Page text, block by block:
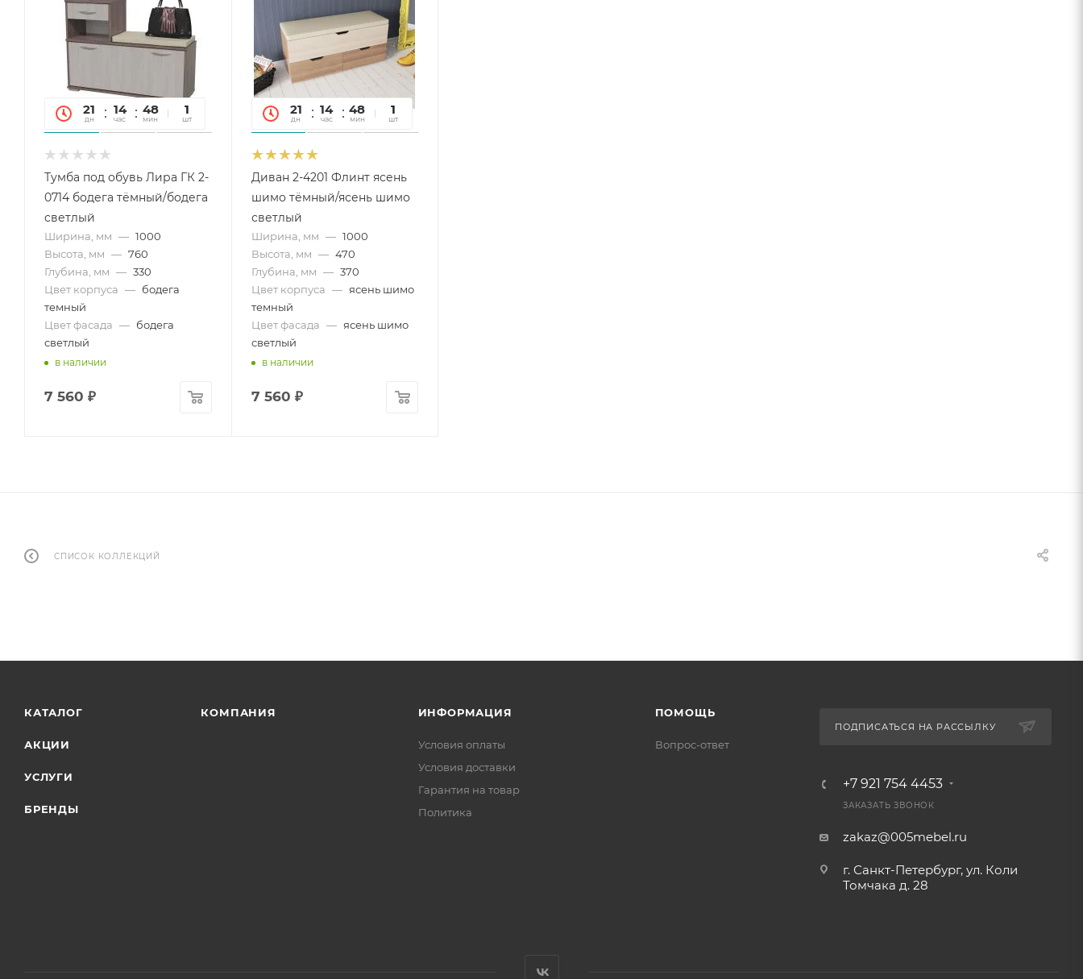
21
дн
14
час
48
мин
31
сек
1
шт
Тумба под обувь Лира ГК 2-
0714 бодега тёмный/бодега
светлый
Ширина, мм — 1000
Высота, мм — 760
Глубина, мм — 330
Цвет корпуса — бодега
темный
Цвет фасада — бодега
светлый
в наличии
7 560 ₽
21
дн
14
час
48
мин
31
сек
1
шт
Диван 2-4201 Флинт ясень
шимо тёмный/ясень шимо
светлый
Ширина, мм — 1000
Высота, мм — 470
Глубина, мм — 370
Цвет корпуса — ясень шимо
темный
Цвет фасада — ясень шимо
светлый
в наличии
7 560 ₽
СПИСОК КОЛЛЕКЦИЙ
КАТАЛОГ
АКЦИИ
УСЛУГИ
БРЕНДЫ
КОМПАНИЯ ИНФОРМАЦИЯ
Условия оплаты
Условия доставки
Гарантия на товар
Политика
ПОМОЩЬ
Вопрос-ответ
ПОДПИСАТЬСЯ НА РАССЫЛКУ
+7 921 754 4453
ЗАКАЗАТЬ ЗВОНОК
zakaz@005mebel.ru
г. Санкт-Петербург, ул. Коли
Томчака д. 28